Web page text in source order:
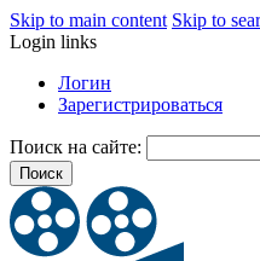
Skip to main content Skip to
Login links
Логин
Зарегистрироваться
Поиск на сайте: